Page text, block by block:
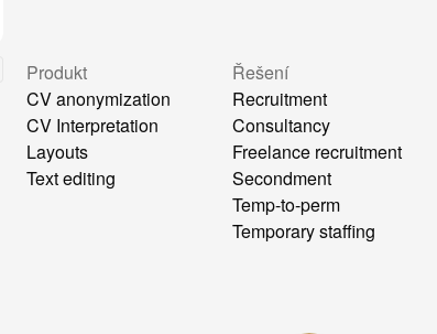
Produkt
CV anonymization
CV Interpretation
Layouts
Text editing
Řešení
Recruitment
Consultancy
Freelance recruitment
Secondment
Temp-to-perm
Temporary staffing